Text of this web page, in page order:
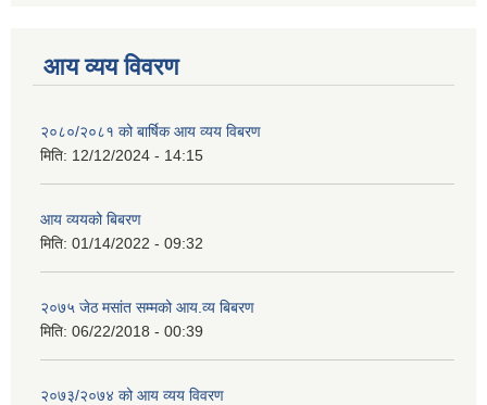
आय व्यय विवरण
२०८०/२०८१ को बार्षिक आय व्यय विबरण
मिति: 12/12/2024 - 14:15
आय व्ययको बिबरण
मिति: 01/14/2022 - 09:32
२०७५ जेठ मसांत सम्मको आय.व्य बिबरण
मिति: 06/22/2018 - 00:39
२०७३/२०७४ को आय व्यय विवरण